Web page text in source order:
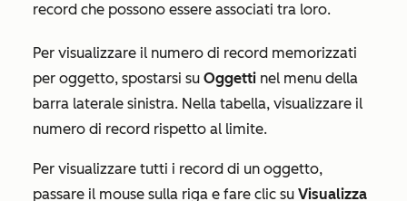
record che possono essere associati tra loro.
Per visualizzare il numero di record memorizzati
per oggetto, spostarsi su Oggetti nel menu della
barra laterale sinistra. Nella tabella, visualizzare il
numero di record rispetto al limite.
Per visualizzare tutti i record di un oggetto,
passare il mouse sulla riga e fare clic su Visualizza